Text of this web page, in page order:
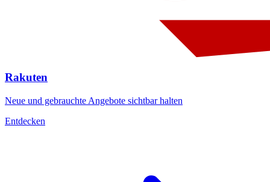
Rakuten
Neue und gebrauchte Angebote sichtbar halten
Entdecken